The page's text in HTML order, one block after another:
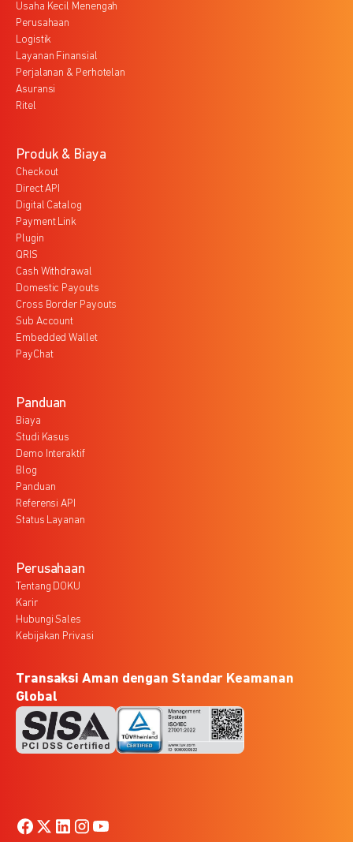
Usaha Kecil Menengah
Perusahaan
Logistik
Layanan Finansial
Perjalanan & Perhotelan
Asuransi
Ritel
Produk & Biaya
Checkout
Direct API
Digital Catalog
Payment Link
Plugin
QRIS
Cash Withdrawal
Domestic Payouts
Cross Border Payouts
Sub Account
Embedded Wallet
PayChat
Panduan
Biaya
Studi Kasus
Demo Interaktif
Blog
Panduan
Referensi API
Status Layanan
Perusahaan
Tentang DOKU
Karir
Hubungi Sales
Kebijakan Privasi
Transaksi Aman dengan Standar Keamanan
Global